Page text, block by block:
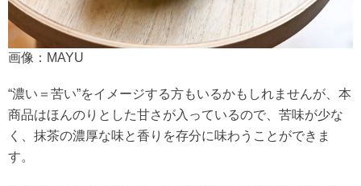
画像：MAYU
“濃い＝苦い”をイメージする方もいるかもしれませんが、本
商品はほんのりとした甘さが入っているので、苦味が少な
く、抹茶の濃厚な味と香りを存分に味わうことができま
す。